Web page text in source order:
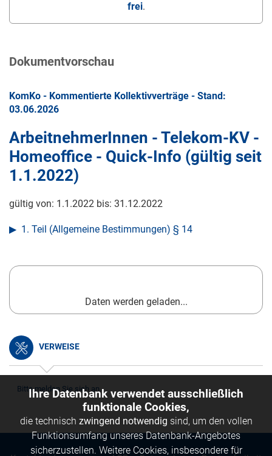
frei.
Dokumentvorschau
KomKo - Kommentierte Kollektivverträge - Stand:
03.06.2026
ArbeitnehmerInnen - Telekom-KV -
Homeoffice - Quick-Info (gültig seit
1.1.2022)
gültig von: 1.1.2022 bis: 31.12.2022
1. Teil (Allgemeine Bestimmungen) § 14
Daten werden geladen...
VERWEISE
Bitte melden Sie sich an.
Ihre Datenbank verwendet ausschließlich
funktionale Cookies,
die technisch zwingend notwendig sind, um den vollen
Funktionsumfang unseres Datenbank-Angebotes
sicherzustellen. Weitere Cookies, insbesondere für